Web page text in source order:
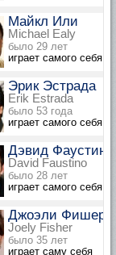
Майкл Или
Michael Ealy
было 29 лет
играет самого себя
Эрик Эстрада
Erik Estrada
было 53 года
играет самого себя
Дэвид Фаустино
David Faustino
было 28 лет
играет самого себя
Джоэли Фишер
Joely Fisher
было 35 лет
играет саму себя